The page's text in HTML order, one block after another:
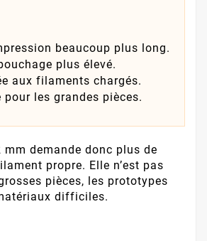
beaucoup plus long.
plus élevé.
aux filaments chargés.
les grandes pièces.
mm demande donc plus de
propre. Elle n’est pas
pièces, les prototypes
difficiles.